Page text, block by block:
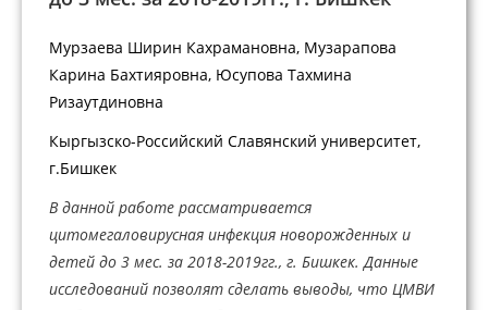
Мурзаева Ширин Кахрамановна, Музарапова
Карина Бахтияровна, Юсупова Тахмина
Ризаутдиновна
Кыргызско-Российский Славянский университет,
г.Бишкек
В данной работе рассматривается
цитомегаловирусная инфекция новорожденных и
детей до 3 мес. за 2018-2019гг., г. Бишкек. Данные
исследований позволят сделать выводы, что ЦМВИ